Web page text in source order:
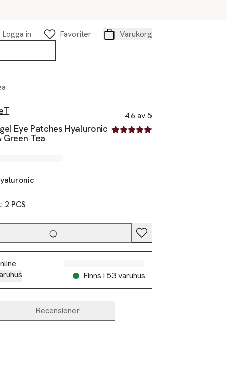
Logga in
Favoriter
Varukorg
Eye Patches Hyaluronic
Green Tea
4.6 av 5
4.6 av fem stjärnor
2 PCS
Finns i 53 varuhus
Recensioner